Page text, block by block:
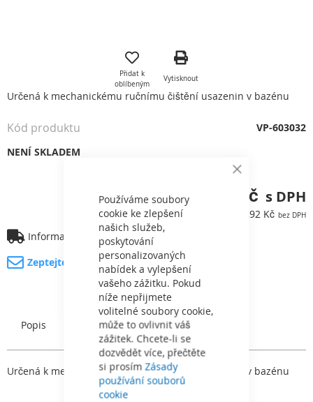
Close
Cookie
Bar
Používáme soubory
cookie ke zlepšení
našich služeb,
poskytování
personalizovaných
nabídek a vylepšení
vašeho zážitku. Pokud
níže nepřijmete
volitelné soubory cookie,
může to ovlivnit váš
zážitek. Chcete-li se
dozvědět více, přečtěte
si prosímZásady
používání souborů
cookie
s
Přidat k
oblíbeným
Vytisknout
Určená k mechanickému ručnímu čištění usazenin v bazénu
120,90 Kč
99,92 Kč
NENÍ SKLADEM
Kód produktu VP-603032
Informace o dopravě
Zeptejte se na produkt
Popis Charakteristický
Určená k mechanickému ručnímu čištění usazenin v bazénu